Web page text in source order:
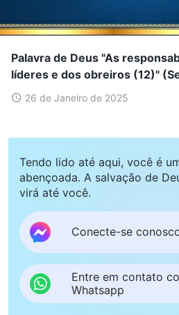
Palavra de Deus "As
líderes e dos obreiros (12)"
26 de Janeiro de 2025
Tendo lido até aqui, você é
abençoada. A salvação de
virá até você.
Conecte-se
Entre em contato
Whatsapp